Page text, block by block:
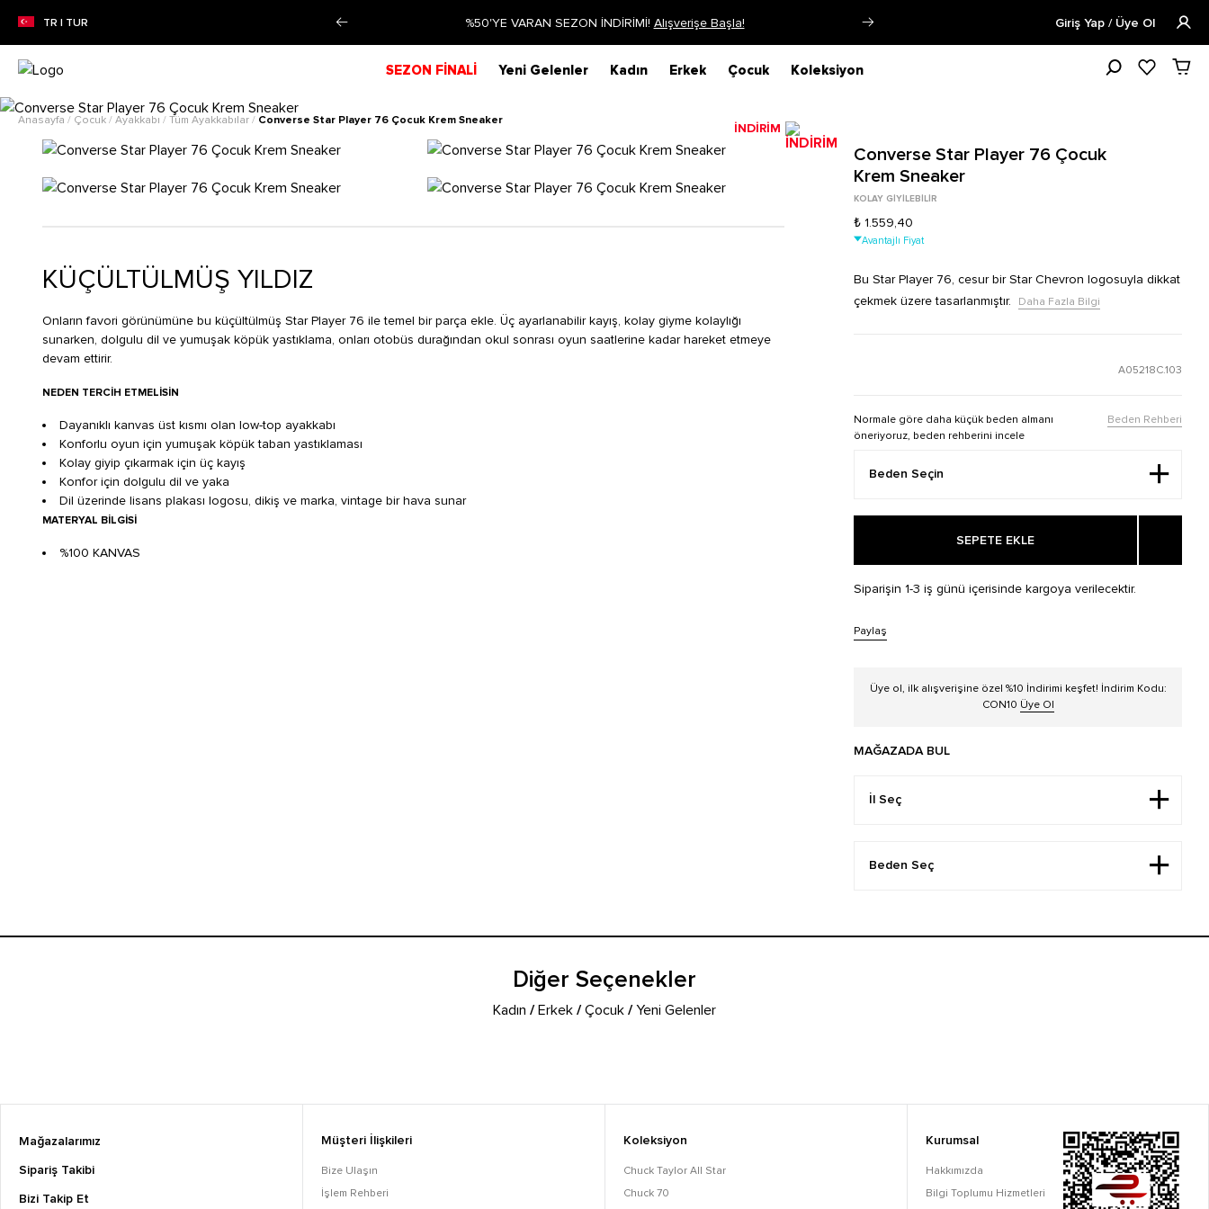
TR | TUR
Bilgi %50'YE VARAN SEZON İNDİRİMİ! Alışverişe Başla! Siparişin 1-3 iş günü içerisinde kargoya verilecektir.Daha Fazla Bilgi
Giriş Yap / Üye Ol
SEZON FİNALİ Yeni Gelenler Kadın Erkek Çocuk Koleksiyon
Anasayfa / Çocuk / Ayakkabı / Tüm Ayakkabılar / Converse Star Player 76 Çocuk Krem Sneaker
İNDİRİM
KÜÇÜLTÜLMÜŞ YILDIZ
Onların favori görünümüne bu küçültülmüş Star Player 76 ile temel bir parça ekle. Üç ayarlanabilir kayış, kolay giyme kolaylığı
sunarken, dolgulu dil ve yumuşak köpük yastıklama, onları otobüs durağından okul sonrası oyun saatlerine kadar hareket etmeye
devam ettirir.
NEDEN TERCIH ETMELISIN
Dayanıklı kanvas üst kısmı olan low-top ayakkabı
Konforlu oyun için yumuşak köpük taban yastıklaması
Kolay giyip çıkarmak için üç kayış
Konfor için dolgulu dil ve yaka
Dil üzerinde lisans plakası logosu, dikiş ve marka, vintage bir hava sunar
MATERYAL BILGISI
%100 KANVAS
Converse Star Player 76 Çocuk
Krem Sneaker
KOLAY GİYİLEBİLİR
₺ 1.559,40
Avantajlı Fiyat
Bu Star Player 76, cesur bir Star Chevron logosuyla dikkat
çekmek üzere tasarlanmıştır.
Daha Fazla Bilgi
A05218C.103
Normale göre daha küçük beden almanı
öneriyoruz, beden rehberini incele
Beden Rehberi
SEPETE EKLE
Siparişin 1-3 iş günü içerisinde kargoya verilecektir.
Paylaş
Üye ol, ilk alışverişine özel %10 İndirimi keşfet! İndirim Kodu:
CON10 Üye Ol
MAĞAZADA BUL
Diğer Seçenekler
Kadın /Erkek /Çocuk /Yeni Gelenler
Mağazalarımız
Sipariş Takibi
Bizi Takip Et
Müşteri İlişkileri
Bize Ulaşın
İşlem Rehberi
Koleksiyon
Chuck Taylor All Star
Chuck 70
Kurumsal
Hakkımızda
Bilgi Toplumu Hizmetleri